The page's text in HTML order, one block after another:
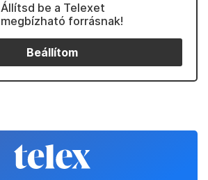
Állítsd be a Telexet
megbízható forrásnak!
Beállítom